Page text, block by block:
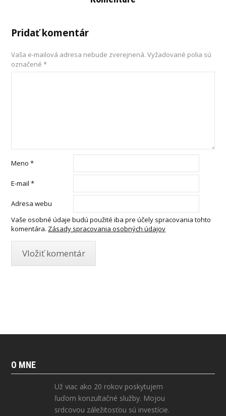
Pridať komentár
Vaša e-mailová adresa nebude zverejnená. Vyžadované polia sú
označené*
Meno*
E-mail*
Adresa webu
Vaše osobné údaje budú použité iba pre účely spracovania tohto
komentára. Zásady spracovania osobných údajov
O MNE
Už viac ako 20 rokov poskytujem
ľuďom konzultačné služby. Mojou
srdcovou záležitosťou sú investície.